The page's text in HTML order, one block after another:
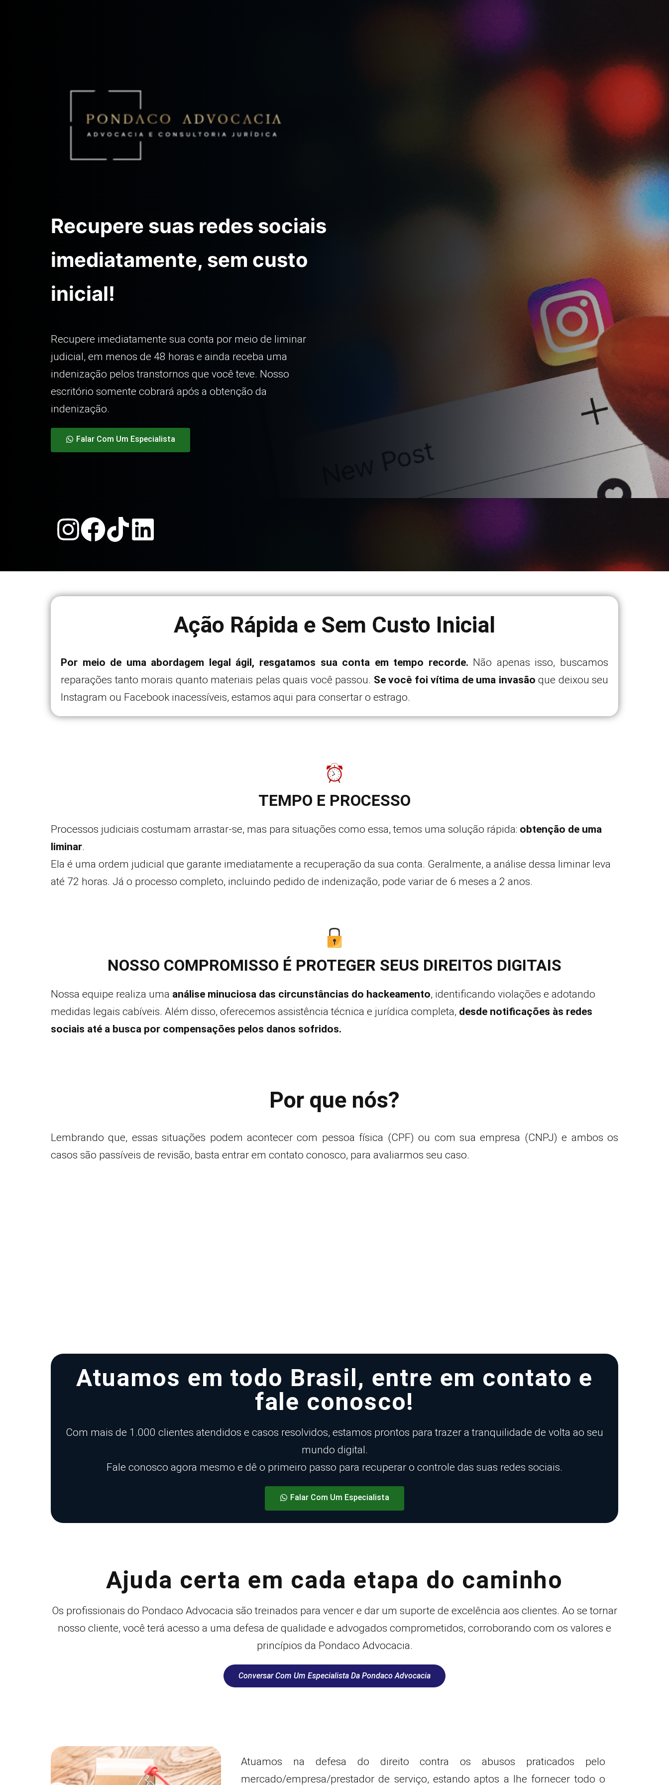
Recupere suas redes sociais
imediatamente, sem custo
inicial!
Recupere imediatamente sua conta por meio de liminar
judicial, em menos de 48 horas e ainda receba uma
indenização pelos transtornos que você teve. Nosso
escritório somente cobrará após a obtenção da
indenização.
Falar Com Um Especialista
Ação Rápida e Sem Custo Inicial
Por meio de uma abordagem legal ágil, resgatamos sua conta em tempo recorde. Não apenas isso, buscamos
reparações tanto morais quanto materiais pelas quais você passou. Se você foi vítima de uma invasão que deixou seu
Instagram ou Facebook inacessíveis, estamos aqui para consertar o estrago.
TEMPO E PROCESSO
Processos judiciais costumam arrastar-se, mas para situações como essa, temos uma solução rápida: obtenção de uma
liminar.
Ela é uma ordem judicial que garante imediatamente a recuperação da sua conta. Geralmente, a análise dessa liminar leva
até 72 horas. Já o processo completo, incluindo pedido de indenização, pode variar de 6 meses a 2 anos.
NOSSO COMPROMISSO É PROTEGER SEUS DIREITOS DIGITAIS
Nossa equipe realiza uma análise minuciosa das circunstâncias do hackeamento, identificando violações e adotando
medidas legais cabíveis. Além disso, oferecemos assistência técnica e jurídica completa, desde notificações às redes
sociais até a busca por compensações pelos danos sofridos.
Por que nós?
Lembrando que, essas situações podem acontecer com pessoa física (CPF) ou com sua empresa (CNPJ) e ambos os
casos são passíveis de revisão, basta entrar em contato conosco, para avaliarmos seu caso.
Atuamos em todo Brasil, entre em contato e
fale conosco!
Com mais de 1.000 clientes atendidos e casos resolvidos, estamos prontos para trazer a tranquilidade de volta ao seu
mundo digital.
Fale conosco agora mesmo e dê o primeiro passo para recuperar o controle das suas redes sociais.
Falar Com Um Especialista
Ajuda certa em cada etapa do caminho
Os profissionais do Pondaco Advocacia são treinados para vencer e dar um suporte de excelência aos clientes. Ao se tornar
nosso cliente, você terá acesso a uma defesa de qualidade e advogados comprometidos, corroborando com os valores e
princípios da Pondaco Advocacia.
Conversar Com Um Especialista Da Pondaco Advocacia
Atuamos na defesa do direito contra os abusos praticados pelo
mercado/empresa/prestador de serviço, estando aptos a lhe fornecer todo o